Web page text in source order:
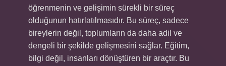
öğrenmenin ve gelişimin sürekli bir süreç
olduğunun hatırlatılmasıdır. Bu süreç, sadece
bireylerin değil, toplumların da daha adil ve
dengeli bir şekilde gelişmesini sağlar. Eğitim,
bilgi değil, insanları dönüştüren bir araçtır. Bu